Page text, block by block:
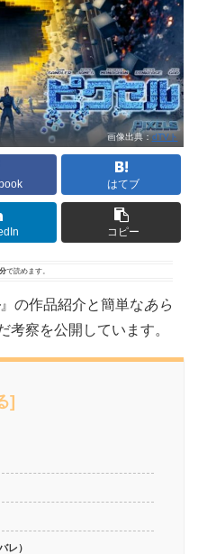
画像出典：dTVト
はてブ
コピー
で読めます。
』の作品紹介と簡単なあら
考察を公開しています。
レ）